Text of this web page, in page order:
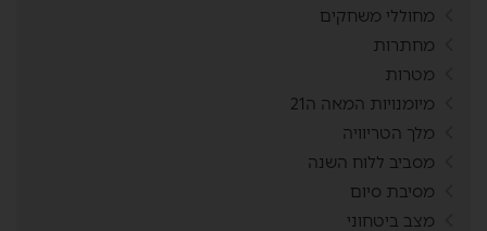
מחוללי משחקים
מחתרות
מטרות
מיומנויות המאה ה21
מלך הטריוויה
מסביב ללוח השנה
מסיבת סיום
מצב ביטחוני